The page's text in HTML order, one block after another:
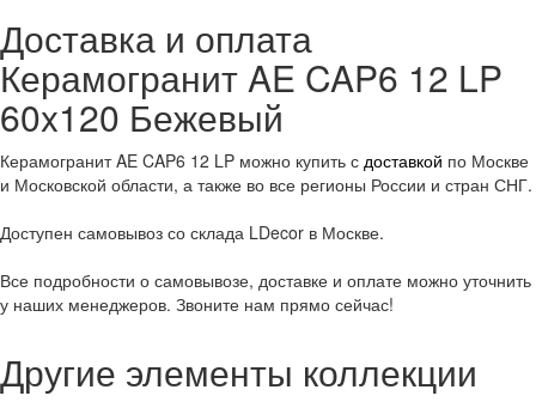
Доставка и оплата
Керамогранит AE CAP6 12 LP
60x120 Бежевый
Керамогранит AE CAP6 12 LP можно купить с доставкой по Москве
и Московской области, а также во все регионы России и стран СНГ.
Доступен самовывоз со склада LDecor в Москве.
Все подробности о самовывозе, доставке и оплате можно уточнить
у наших менеджеров. Звоните нам прямо сейчас!
Другие элементы коллекции